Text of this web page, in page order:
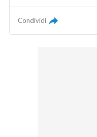
Condividi